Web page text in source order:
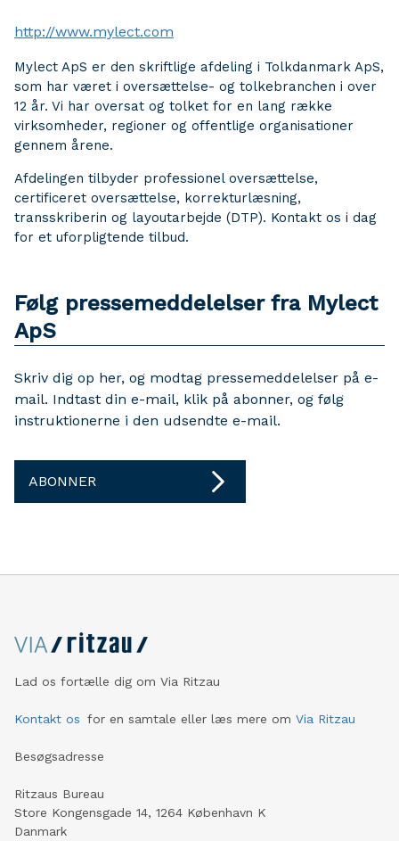
http://www.mylect.com
Mylect ApS er den skriftlige afdeling i Tolkdanmark ApS,
som har været i oversættelse- og tolkebranchen i over
12 år. Vi har oversat og tolket for en lang række
virksomheder, regioner og offentlige organisationer
gennem årene.
Afdelingen tilbyder professionel oversættelse,
certificeret oversættelse, korrekturlæsning,
transskriberin og layoutarbejde (DTP). Kontakt os i dag
for et uforpligtende tilbud.
Følg pressemeddelelser fra Mylect
ApS
Skriv dig op her, og modtag pressemeddelelser på e-
mail. Indtast din e-mail, klik på abonner, og følg
instruktionerne i den udsendte e-mail.
ABONNER
Lad os fortælle dig om Via Ritzau
Kontakt os for en samtale eller læs mere om Via Ritzau
Besøgsadresse
Ritzaus Bureau
Store Kongensgade 14, 1264 København K
Danmark